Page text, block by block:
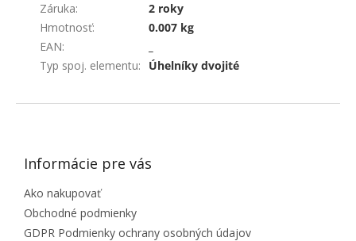
Záruka:
2 roky
Hmotnosť:
0.007 kg
EAN:
Typ spoj. elementu: Úhelníky dvojité
ZÁPÄTIE
Informácie pre vás
Ako nakupovať
Obchodné podmienky
GDPR Podmienky ochrany osobných údajov